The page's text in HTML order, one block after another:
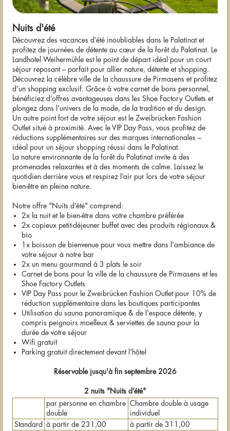
Nuits d'été
Découvrez des vacances d’été inoubliables dans le Palatinat et
profitez de journées de détente au cœur de la forêt du Palatinat. Le
Landhotel Weihermühle est le point de départ idéal pour un court
séjour reposant – parfait pour allier nature, détente et shopping.
Découvrez la célèbre ville de la chaussure de Pirmasens et profitez
d’un shopping exclusif. Grâce à votre carnet de bons personnel,
bénéficiez d’offres avantageuses dans les Shoe Factory Outlets et
plongez dans l’univers de la mode, de la tradition et du design.
Un autre point fort de votre séjour est le Zweibrücken Fashion
Outlet situé à proximité. Avec le VIP Day Pass, vous profitez de
réductions supplémentaires sur des marques internationales –
idéal pour un séjour shopping réussi dans le Palatinat.
La nature environnante de la forêt du Palatinat invite à des
promenades relaxantes et à des moments de calme. Laissez le
quotidien derrière vous et respirez l’air pur lors de votre séjour
bien-être en pleine nature.
Notre offre "Nuits d’été" comprend:
2x la nuit et le bien-être dans votre chambre préférée
2x copieux petit-déjeuner buffet avec des produits régionaux &
bio
1x boisson de bienvenue pour vous mettre dans l'ambiance de
votre séjour à notre bar
2x un menu gourmand à 3 plats le soir
Carnet de bons pour la ville de la chaussure de Pirmasens et les
Shoe Factory Outlets
VIP Day Pass pour le Zweibrücken Fashion Outlet pour 10% de
réduction supplémentaire dans les boutiques participantes
Utilisation du sauna panoramique & de l'espace détente, y
compris peignoirs moelleux & serviettes de sauna pour la
durée de votre séjour
Wifi gratuit
Parking gratuit directement devant l'hôtel
Réservable jusqu'à fin septembre 2026
2 nuits "Nuits d’été"
par personne en chambre
double
Chambre double à usage
individuel
Standard
à partir de 231,00
à partir de 311,00